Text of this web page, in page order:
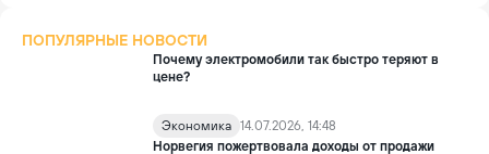
ПОПУЛЯРНЫЕ НОВОСТИ
Почему электромобили так быстро теряют в
цене?
Экономика 14.07.2026, 14:48
Норвегия пожертвовала доходы от продажи